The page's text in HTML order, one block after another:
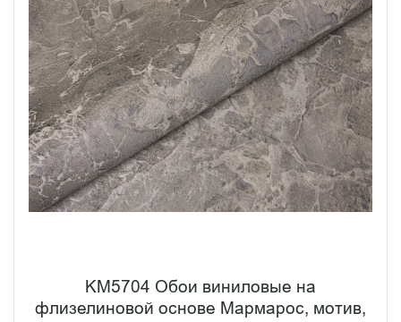
KM5704 Обои виниловые на
флизелиновой основе Мармарос, мотив,